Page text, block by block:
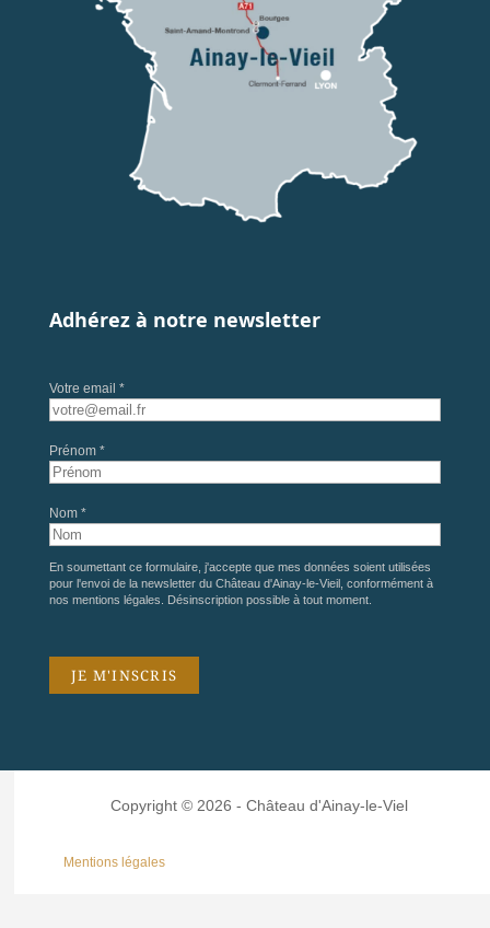
Adhérez à notre newsletter
Votre email *
Prénom *
Nom *
En soumettant ce formulaire, j'accepte que mes données soient utilisées
pour l'envoi de la newsletter du Château d'Ainay-le-Vieil, conformément à
nos mentions légales . Désinscription possible à tout moment.
Copyright © 2026 - Château d'Ainay-le-Viel
Mentions légales